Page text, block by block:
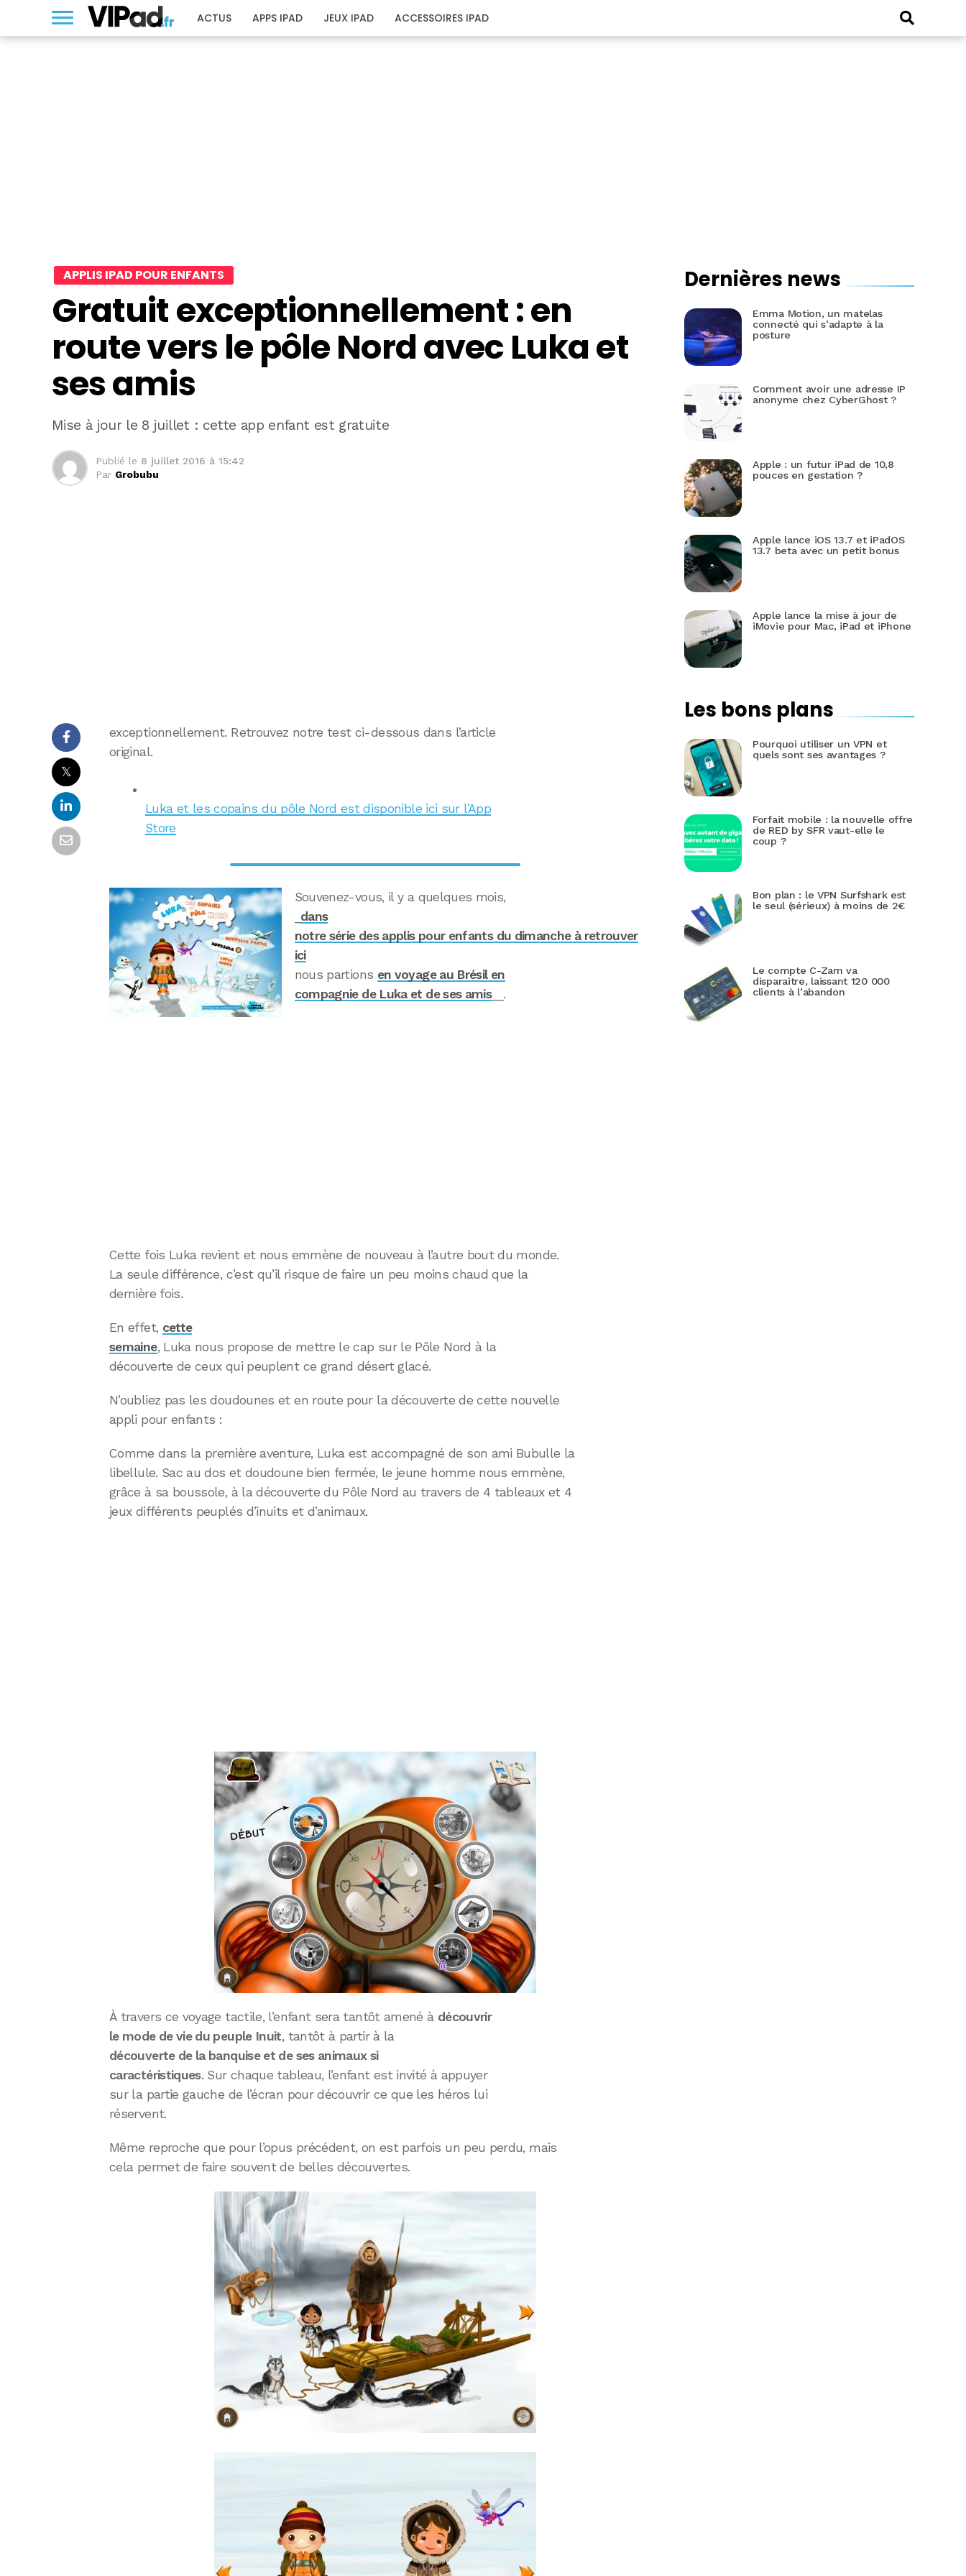
ACTUS APPS IPAD JEUX IPAD ACCESSOIRES IPAD
APPLIS IPAD POUR ENFANTS
Gratuit exceptionnellement : en
route vers le pôle Nord avec Luka et
ses amis
Mise à jour le 8 juillet : cette app enfant est gratuite
Publié le 8 juillet 2016 à 15:42
Par Grobubu
𝕏
exceptionnellement. Retrouvez notre test ci-dessous dans l’article
original.
Luka et les copains du pôle Nord est disponible ici sur l’App
Store
Souvenez-vous, il y a quelques mois,
dans
notre série des applis pour enfants du dimanche à retrouver
ici
nous partions en voyage au Brésil en
compagnie de Luka et de ses amis__.
Cette fois Luka revient et nous emmène de nouveau à l’autre bout du monde.
La seule différence, c’est qu’il risque de faire un peu moins chaud que la
dernière fois.
En effet, cette
semaine, Luka nous propose de mettre le cap sur le Pôle Nord à la
découverte de ceux qui peuplent ce grand désert glacé.
N’oubliez pas les doudounes et en route pour la découverte de cette nouvelle
appli pour enfants :
Comme dans la première aventure, Luka est accompagné de son ami Bubulle la
libellule. Sac au dos et doudoune bien fermée, le jeune homme nous emmène,
grâce à sa boussole, à la découverte du Pôle Nord au travers de 4 tableaux et 4
jeux différents peuplés d’inuits et d’animaux.
À travers ce voyage tactile, l’enfant sera tantôt amené à découvrir
le mode de vie du peuple Inuit, tantôt à partir à la
découverte de la banquise et de ses animaux si
caractéristiques. Sur chaque tableau, l’enfant est invité à appuyer
sur la partie gauche de l’écran pour découvrir ce que les héros lui
réservent.
Même reproche que pour l’opus précédent, on est parfois un peu perdu, mais
cela permet de faire souvent de belles découvertes.
Dernières news
Emma Motion, un matelas
connecté qui s’adapte à la
posture
Comment avoir une adresse IP
anonyme chez CyberGhost ?
Apple : un futur iPad de 10,8
pouces en gestation ?
Apple lance iOS 13.7 et iPadOS
13.7 beta avec un petit bonus
Apple lance la mise à jour de
iMovie pour Mac, iPad et iPhone
Les bons plans
Pourquoi utiliser un VPN et
quels sont ses avantages ?
Forfait mobile : la nouvelle offre
de RED by SFR vaut-elle le
coup ?
Bon plan : le VPN Surfshark est
le seul (sérieux) à moins de 2€
Le compte C-Zam va
disparaitre, laissant 120 000
clients à l’abandon